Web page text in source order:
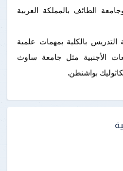
الطائف بالمملكة العربية
بالكلية بمهمات علمية
الأجنبية مثل جامعة ساوث
بواشنطن.